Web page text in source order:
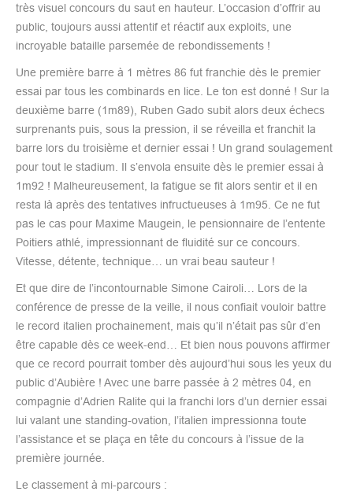
très visuel concours du saut en hauteur. L’occasion d’offrir au
public, toujours aussi attentif et réactif aux exploits, une
incroyable bataille parsemée de rebondissements !
Une première barre à 1 mètres 86 fut franchie dès le premier
essai par tous les combinards en lice. Le ton est donné ! Sur la
deuxième barre (1m89), Ruben Gado subit alors deux échecs
surprenants puis, sous la pression, il se réveilla et franchit la
barre lors du troisième et dernier essai ! Un grand soulagement
pour tout le stadium. Il s’envola ensuite dès le premier essai à
1m92 ! Malheureusement, la fatigue se fit alors sentir et il en
resta là après des tentatives infructueuses à 1m95. Ce ne fut
pas le cas pour Maxime Maugein, le pensionnaire de l’entente
Poitiers athlé, impressionnant de fluidité sur ce concours.
Vitesse, détente, technique… un vrai beau sauteur !
Et que dire de l’incontournable Simone Cairoli… Lors de la
conférence de presse de la veille, il nous confiait vouloir battre
le record italien prochainement, mais qu’il n’était pas sûr d’en
être capable dès ce week-end… Et bien nous pouvons affirmer
que ce record pourrait tomber dès aujourd’hui sous les yeux du
public d’Aubière ! Avec une barre passée à 2 mètres 04, en
compagnie d’Adrien Ralite qui la franchi lors d’un dernier essai
lui valant une standing-ovation, l’italien impressionna toute
l’assistance et se plaça en tête du concours à l’issue de la
première journée.
Le classement à mi-parcours :